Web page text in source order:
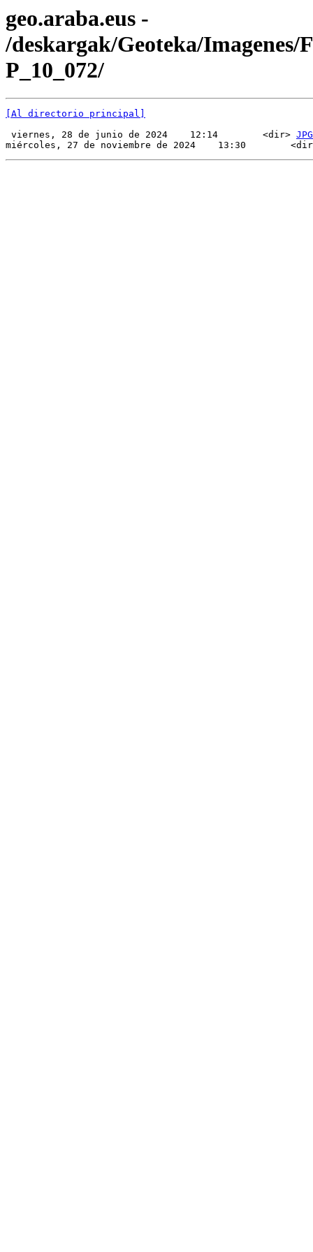
geo.araba.eus -
/deskargak/Geoteka/Imagenes/
P_10_072/
[Al directorio principal]
viernes, 28 de junio de 2024    12:14        <dir> JPG
miércoles, 27 de noviembre de 2024    13:30